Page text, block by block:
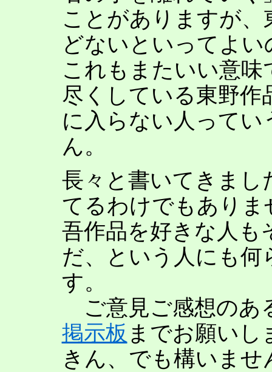
ことがありますが
どないといってよ
これもまたいい意
尽くしている東野作
に入らない人って
ん。
長々と書いてきまし
てるわけでもありま
吾作品を好きな人も
だ、という人にも
す。
ご意見ご感想のあ
掲示板 までお願いし
きん、でも構いま